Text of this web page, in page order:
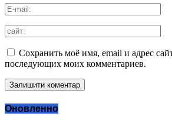
Сохранить моё имя, email и адрес
последующих моих комментариев.
Оновленно